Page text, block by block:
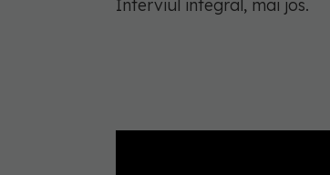
Interviul integral, mai jos.